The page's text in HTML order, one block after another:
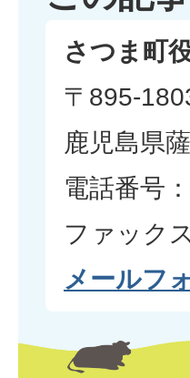
さつま町
〒895-
鹿児島県
電話番号
ファック
メールフ